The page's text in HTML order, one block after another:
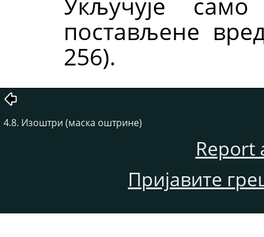
постављене
256).
4.8. Изоштри (маска оштрине)
Report
Пријавите